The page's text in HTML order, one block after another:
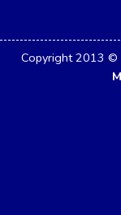
Copyright 2013 ©